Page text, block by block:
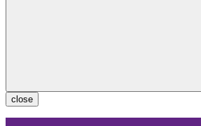
close